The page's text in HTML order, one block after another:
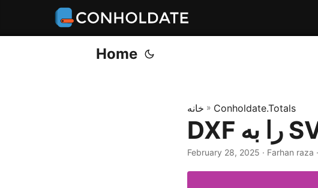
Home
خانه » Conholdate.Totals
February 28, 2025